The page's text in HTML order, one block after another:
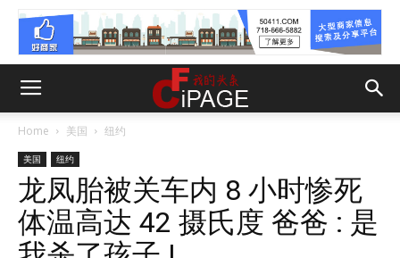
Home 美国 纽约
美国 纽约
龙凤胎被关车内 8 小时惨死
体温高达 42 摄氏度 爸爸 : 是